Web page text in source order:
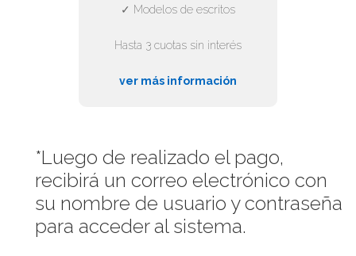
✓ Modelos de escritos
Hasta 3 cuotas sin interés
ver más información
*Luego de realizado el pago,
recibirá un correo electrónico con
su nombre de usuario y contraseña
para acceder al sistema.